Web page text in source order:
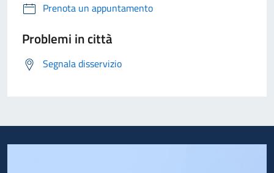
Prenota un appuntamento
Problemi in città
Segnala disservizio